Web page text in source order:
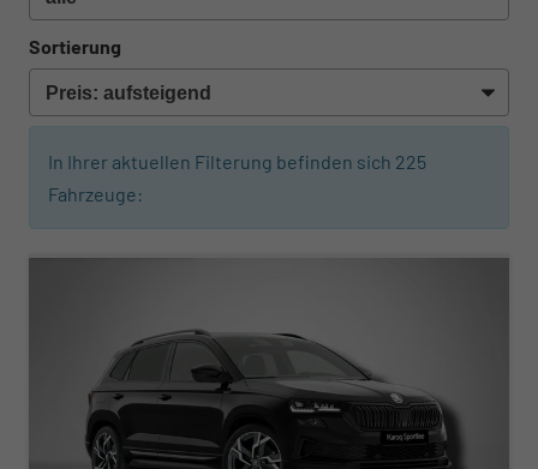
Sortierung
In Ihrer aktuellen Filterung befinden sich 225
Fahrzeuge:
ab 454,– € mtl.